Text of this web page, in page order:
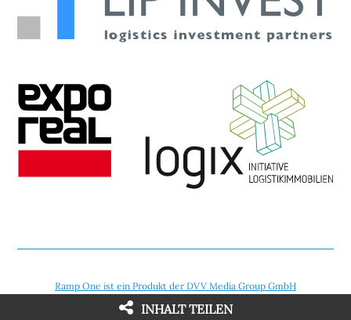
Ramp One ist ein Produkt der DVV Media Group GmbH
INHALT TEILEN